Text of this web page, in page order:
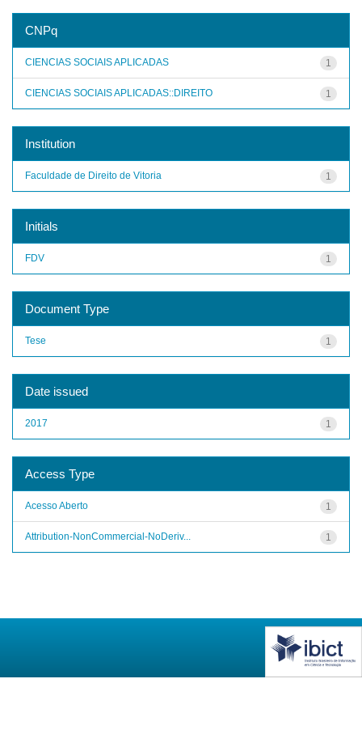
CNPq
1
CIENCIAS SOCIAIS APLICADAS
1
CIENCIAS SOCIAIS APLICADAS::DIREITO
Institution
1
Faculdade de Direito de Vitoria
Initials
1
FDV
Document Type
1
Tese
Date issued
1
2017
Access Type
1
Acesso Aberto
1
Attribution-NonCommercial-NoDeriv...